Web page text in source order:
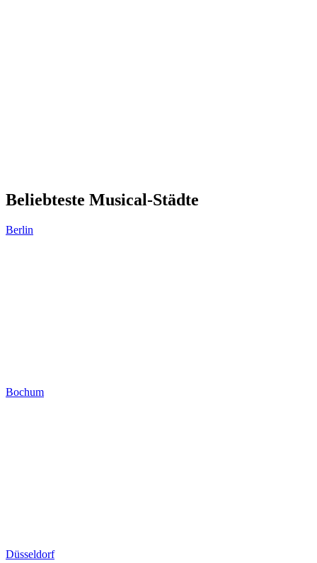
Beliebteste Musical-Städte
Berlin
Bochum
Düsseldorf